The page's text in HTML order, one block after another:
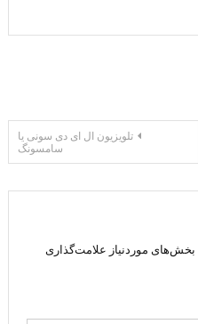
تلویزیون ال ای دی سونی یا
سامسونگ
بخش‌های موردنیاز علامت‌گذاری